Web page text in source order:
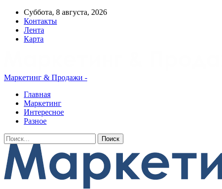
Суббота, 8 августа, 2026
Контакты
Лента
Карта
Маркетинг & Продажи -
Главная
Маркетинг
Интересное
Разное